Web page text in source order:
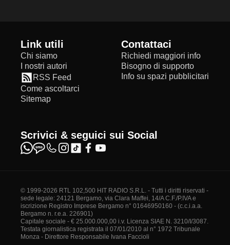
Link utili
Chi siamo
I nostri autori
RSS Feed
Come ascoltarci
Sitemap
Contattaci
Richiedi maggiori info
Bisogno di supporto
Info su spazi pubblicitari
Scrivici & seguici sui Social
© 1999-2026 RTL 102,500 HIT RADIO S.R.L. - Tutti i diritti riservati -
sede legale: 24121 Bergamo, via Clara Maffei, 14/A C.F./P.IVA e
iscrizione Registro Imprese Bergamo n° 01646950160 - (c.c.i.a.a.
Bergamo n. r.e.a. 226901)
Capitale sociale - € 25.000.000,00 i.v. Licenza SIAE N. 3210/I/3087.
Testata giornalistica registrata il 07/01/2010 al n° 1972 Tribunale
Monza - Direttore Responsabile Ivana Faccioli